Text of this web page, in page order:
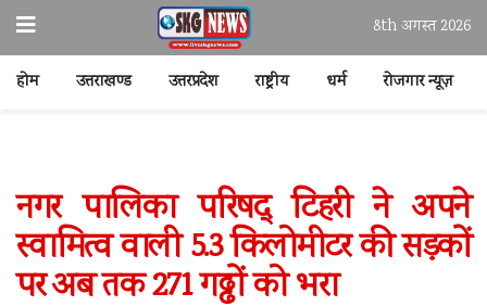
8th अगस्त 2026
होम उत्तराखण्ड उत्तरप्रदेश राष्ट्रीय धर्म रोजगार न्यूज़
नगर पालिका परिषद् टिहरी ने अपने
स्वामित्व वाली 5.3 किलोमीटर की सड़कों
पर अब तक 271 गढ्ढों को भरा